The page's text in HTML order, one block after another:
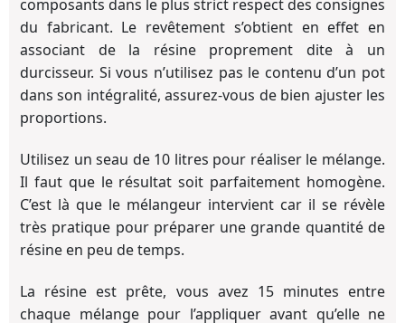
composants dans le plus strict respect des consignes
du fabricant. Le revêtement s’obtient en effet en
associant de la résine proprement dite à un
durcisseur. Si vous n’utilisez pas le contenu d’un pot
dans son intégralité, assurez-vous de bien ajuster les
proportions.
Utilisez un seau de 10 litres pour réaliser le mélange.
Il faut que le résultat soit parfaitement homogène.
C’est là que le mélangeur intervient car il se révèle
très pratique pour préparer une grande quantité de
résine en peu de temps.
La résine est prête, vous avez 15 minutes entre
chaque mélange pour l’appliquer avant qu’elle ne